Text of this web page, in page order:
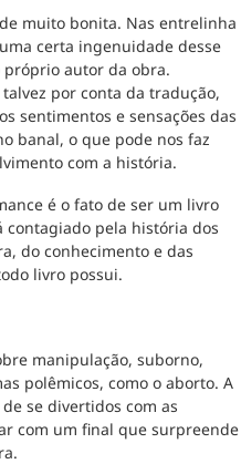
muito bonita. Nas entrelinha
certa ingenuidade desse
autor da obra.
por conta da tradução,
sentimentos e sensações das
banal, o que pode nos faz
com a história.
é o fato de ser um livro
contagiado pela história dos
do conhecimento e das
livro possui.
manipulação, suborno,
polêmicos, como o aborto. A
se divertidos com as
com um final que surpreende